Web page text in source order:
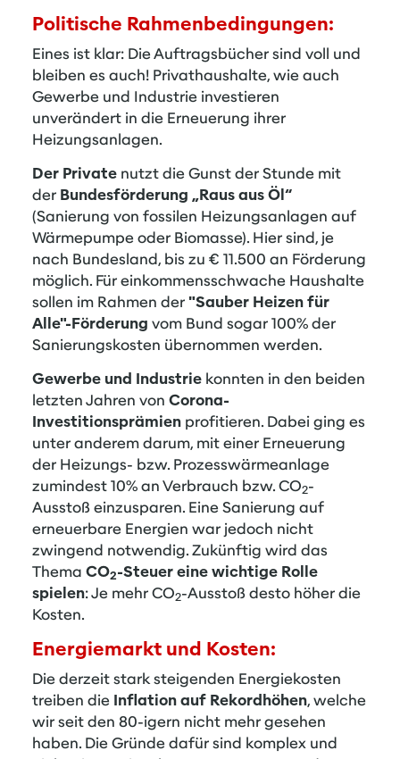
Politische Rahmenbedingungen:
Eines ist klar: Die Auftragsbücher sind voll und
bleiben es auch! Privathaushalte, wie auch
Gewerbe und Industrie investieren
unverändert in die Erneuerung ihrer
Heizungsanlagen.
Der Private nutzt die Gunst der Stunde mit
der Bundesförderung „Raus aus Öl“
(Sanierung von fossilen Heizungsanlagen auf
Wärmepumpe oder Biomasse). Hier sind, je
nach Bundesland, bis zu € 11.500 an Förderung
möglich. Für einkommensschwache Haushalte
sollen im Rahmen der"Sauber Heizen für
Alle"-Förderung vom Bund sogar 100% der
Sanierungskosten übernommen werden.
Gewerbe und Industrie konnten in den beiden
letzten Jahren von Corona-
Investitionsprämien profitieren. Dabei ging es
unter anderem darum, mit einer Erneuerung
der Heizungs- bzw. Prozesswärmeanlage
zumindest 10% an Verbrauch bzw. CO2-
Ausstoß einzusparen. Eine Sanierung auf
erneuerbare Energien war jedoch nicht
zwingend notwendig. Zukünftig wird das
Thema CO2-Steuer eine wichtige Rolle
spielen: Je mehr CO2-Ausstoß desto höher die
Kosten.
Energiemarkt und Kosten:
Die derzeit stark steigenden Energiekosten
treiben die Inflation auf Rekordhöhen, welche
wir seit den 80-igern nicht mehr gesehen
haben. Die Gründe dafür sind komplex und